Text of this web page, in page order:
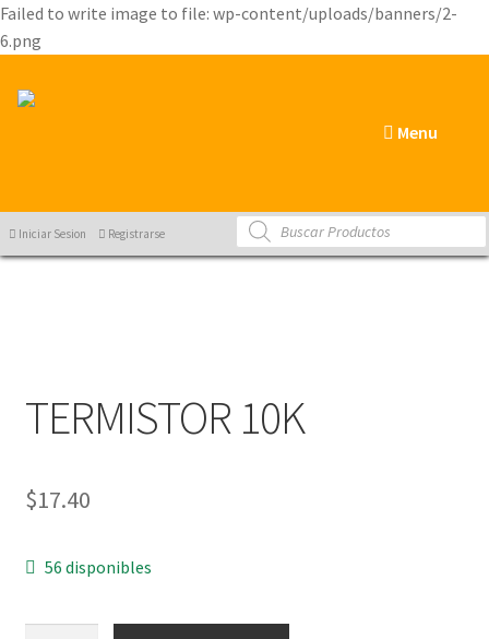
Failed to write image to file: wp-content/uploads/banners/2-
6.png
Menu
Products
search
Iniciar Sesion Registrarse
TERMISTOR 10K
$17.40
56 disponibles